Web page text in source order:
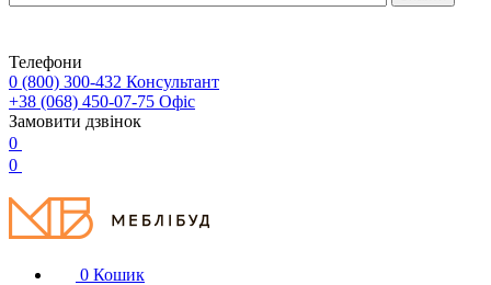
Телефони
0 (800) 300-432 Консультант
+38 (068) 450-07-75 Офіс
Замовити дзвінок
0
0
0 Кошик